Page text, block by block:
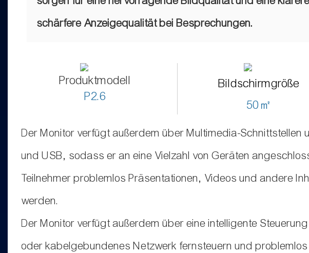
schärfere Anzeigequalität bei Besprechungen.
Produktmodell
P2.6
Bildschirmgröße
50㎡
Der Monitor verfügt außerdem über Multimedia-
und USB, sodass er an eine Vielzahl von Geräten
Teilnehmer problemlos Präsentationen, Videos und andere
werden.
Der Monitor verfügt außerdem über eine intelligente
oder kabelgebundenes Netzwerk fernsteuern und